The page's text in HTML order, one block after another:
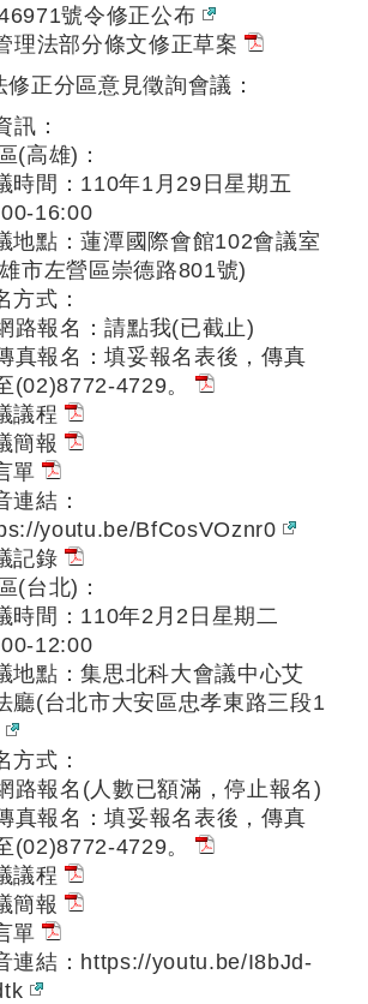
號令修正公布
理法部分條文修正草案
正分區意見徵詢會議：
訊：
(高雄)：
時間：110年1月29日星期五
16:00
地點：蓮潭國際會館102會議室
市左營區崇德路801號)
方式：
路報名：請點我(已截止)
真報名：填妥報名表後，傳真
(02)8772-4729。
議程
簡報
單
連結：
youtu.be/BfCosVOznr0
記錄
(台北)：
時間：110年2月2日星期二
12:00
地點：集思北科大會議中心艾
廳(台北市大安區忠孝東路三段1
方式：
路報名(人數已額滿，停止報名)
真報名：填妥報名表後，傳真
(02)8772-4729。
議程
簡報
單
連結：https://youtu.be/I8bJd-